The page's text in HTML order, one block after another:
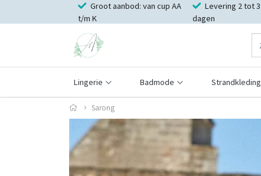
Groot aanbod: van cup AA
t/m K
Levering 2 tot 3
dagen
Lingerie Badmode Strandkleding
Sarong